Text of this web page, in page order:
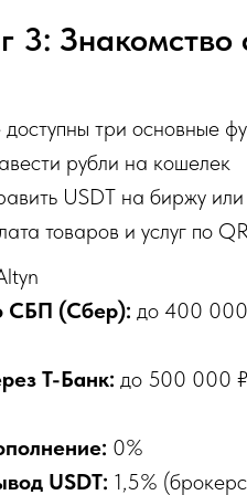
3: Знакомство
три основные
рубли на кошелек
USDT на биржу или
товаров и услуг по
СБП (Сбер): до 400 000
Т-Банк: до 500 000
0%
USDT: 1,5%